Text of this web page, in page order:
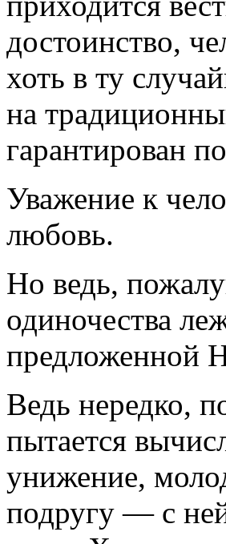
достоинство,
хоть в ту
на
гарантирован
Уважение к
любовь.
Но ведь,
одиночества
предложенной
Ведь нередко,
пытается
унижение,
подругу — с